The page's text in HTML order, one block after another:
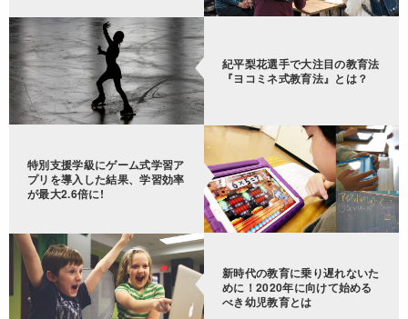
紀平梨花選手で大注目の教育法
『ヨコミネ式教育法』とは？
特別支援学級にゲーム式学習ア
プリを導入した結果、学習効率
が最大2.6倍に!
新時代の教育に乗り遅れないた
めに！2020年に向けて始める
べき幼児教育とは